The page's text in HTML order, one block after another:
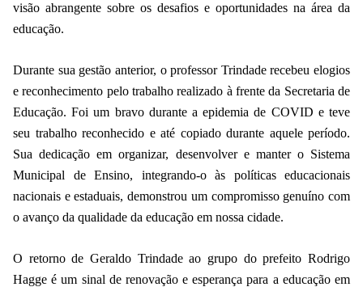
visão abrangente sobre os desafios e oportunidades na área da
educação.
Durante sua gestão anterior, o professor Trindade recebeu elogios
e reconhecimento pelo trabalho realizado à frente da Secretaria de
Educação. Foi um bravo durante a epidemia de COVID e teve
seu trabalho reconhecido e até copiado durante aquele período.
Sua dedicação em organizar, desenvolver e manter o Sistema
Municipal de Ensino, integrando-o às políticas educacionais
nacionais e estaduais, demonstrou um compromisso genuíno com
o avanço da qualidade da educação em nossa cidade.
O retorno de Geraldo Trindade ao grupo do prefeito Rodrigo
Hagge é um sinal de renovação e esperança para a educação em